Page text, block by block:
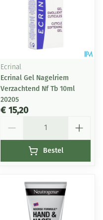
Ecrinal
Ecrinal Gel Nagelriem
Verzachtend Nf Tb 10ml
20205
€ 15,20
Bestel